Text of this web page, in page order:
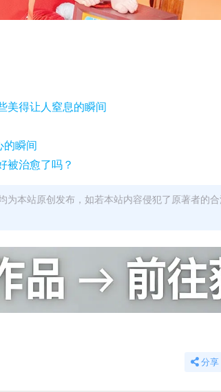
美得让人窒息的瞬间
瞬间
被治愈了吗？
为本站原创发布，如若本站内容侵犯了原著者的
分享